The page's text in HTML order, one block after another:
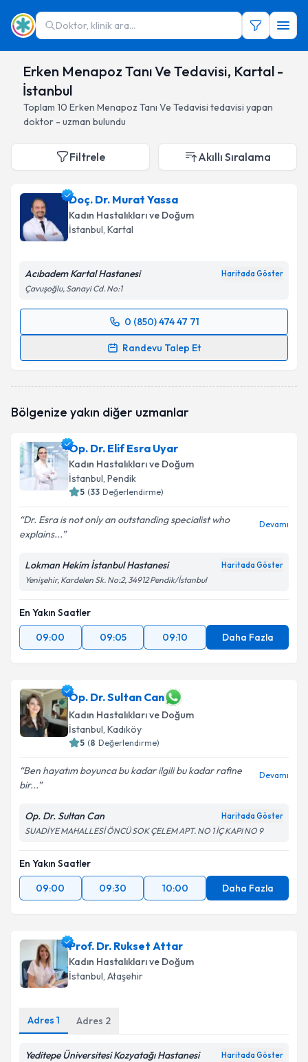
Doktor, klinik ara...
Erken Menapoz Tanı Ve Tedavisi, Kartal -
İstanbul
Toplam 10 Erken Menapoz Tanı Ve Tedavisi tedavisi yapan
doktor - uzman bulundu
Filtrele Akıllı Sıralama
Doç. Dr. Murat Yassa
Kadın Hastalıkları ve Doğum
İstanbul, Kartal
Acıbadem Kartal Hastanesi Haritada Göster
Çavuşoğlu, Sanayi Cd. No:1
0 (850) 474 47 71
Randevu Talep Et
Randevu Takvimi Talebi
oluşturun. Size bu uzmandan randevu almanız için bir
Kişisel verilerimin işlenmesine ilişkin
Metni'ni okudum ve kişisel verilerimin belirtilen
kapsamda işlenmesini kabul ediyorum.
Takvim Talebini Gönder
Bölgenize yakın diğer uzmanlar
Op. Dr. Elif Esra Uyar
Kadın Hastalıkları ve Doğum
İstanbul, Pendik
5 (33 Değerlendirme)
Dr. Esra is not only an outstanding specialist who
explains...
Devamı
Lokman Hekim İstanbul Hastanesi Haritada Göster
Yenişehir, Kardelen Sk. No:2, 34912 Pendik/İstanbul
En Yakın Saatler
09:00
09:05 09:10 Daha Fazla
Op. Dr. Sultan Can
Kadın Hastalıkları ve Doğum
İstanbul, Kadıköy
5 (8 Değerlendirme)
Ben hayatım boyunca bu kadar ilgili bu kadar rafine
bir...
Devamı
Op. Dr. Sultan Can Haritada Göster
SUADİYE MAHALLESİ ÖNCÜ SOK ÇELEM APT. NO 1 İÇ KAPI NO 9
En Yakın Saatler
09:00
09:30 10:00 Daha Fazla
Prof. Dr. Rukset Attar
Kadın Hastalıkları ve Doğum
İstanbul, Ataşehir
Adres 1 Adres 2
Yeditepe Üniversitesi Kozyatağı Hastanesi Haritada Göster